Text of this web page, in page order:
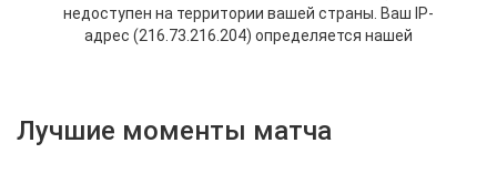
Лучшие моменты матча